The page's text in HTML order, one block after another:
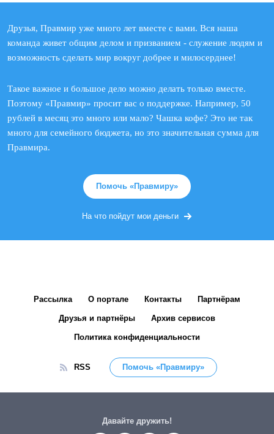
Друзья, Правмир уже много лет вместе с вами. Вся наша
команда живет общим делом и призванием - служение людям и
возможность сделать мир вокруг добрее и милосерднее!
Такое важное и большое дело можно делать только вместе.
Поэтому «Правмир» просит вас о поддержке. Например, 50
рублей в месяц это много или мало? Чашка кофе? Это не так
много для семейного бюджета, но это значительная сумма для
Правмира.
Помочь «Правмиру»
На что пойдут мои деньги
Рассылка О портале Контакты Партнёрам
Друзья и партнёры Архив сервисов
Политика конфиденциальности
RSS Помочь «Правмиру»
Давайте дружить!